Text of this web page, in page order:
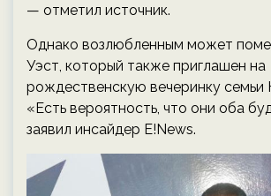
— отметил источник.
Однако возлюбленным может
Уэст, который также приглашен на
рождественскую вечеринку семьи
«Есть вероятность, что они оба
заявил инсайдер E!News.